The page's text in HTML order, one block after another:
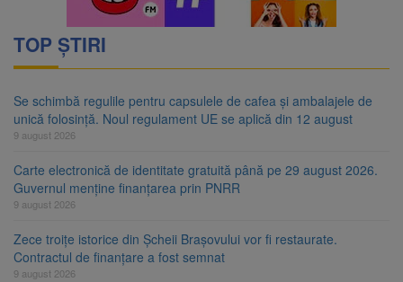
TOP ȘTIRI
Se schimbă regulile pentru capsulele de cafea și ambalajele de
unică folosință. Noul regulament UE se aplică din 12 august
9 august 2026
Carte electronică de identitate gratuită până pe 29 august 2026.
Guvernul menține finanțarea prin PNRR
9 august 2026
Zece troițe istorice din Șcheii Brașovului vor fi restaurate.
Contractul de finanțare a fost semnat
9 august 2026